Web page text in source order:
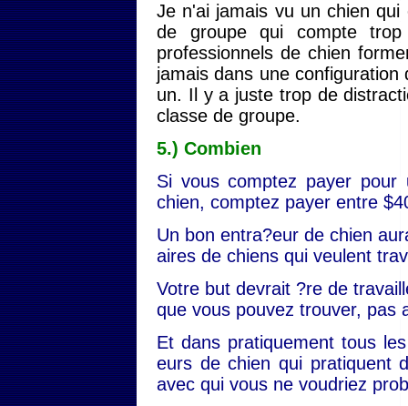
Je n'ai jamais vu un chien
de groupe qui compte
professionnels de chien
jamais dans une
un. Il y a juste trop de
classe de groupe.
5.) Combien
Si vous comptez payer
chien, comptez payer entre
Un bon entra?eur de chien
aires de chiens qui veulent
Votre but devrait ?re de
que vous pouvez trouver, pas
Et dans pratiquement tous
eurs de chien qui pratiquent
avec qui vous ne voudriez